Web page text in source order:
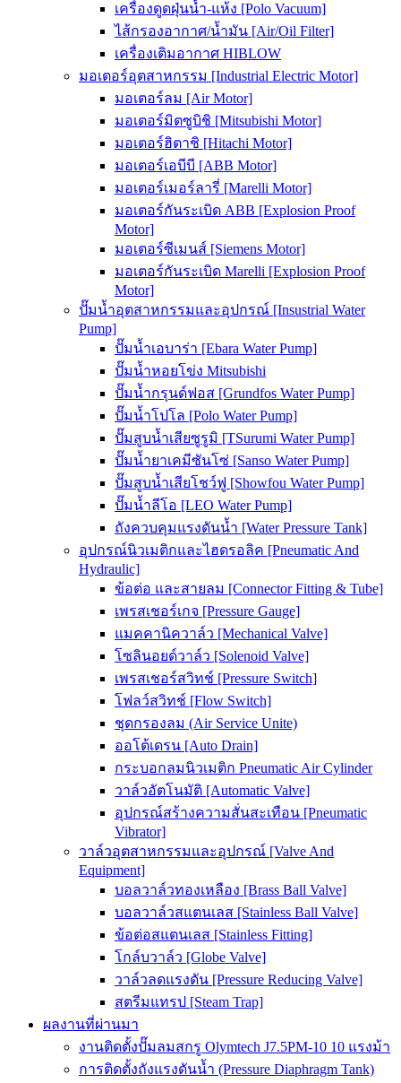
เครื่องดูดฝุ่นน้ำ-แห้ง [Polo Vacuum]
ไส้กรองอากาศ/น้ำมัน [Air/Oil Filter]
เครื่องเติมอากาศ HIBLOW
มอเตอร์อุตสาหกรรม [Industrial Electric Motor]
มอเตอร์ลม [Air Motor]
มอเตอร์มิตซูบิชิ [Mitsubishi Motor]
มอเตอร์ฮิตาชิ [Hitachi Motor]
มอเตอร์เอบีบี [ABB Motor]
มอเตอร์เมอร์ลารี่ [Marelli Motor]
มอเตอร์กันระเบิด ABB [Explosion Proof
Motor]
มอเตอร์ซีเมนส์ [Siemens Motor]
มอเตอร์กันระเบิด Marelli [Explosion Proof
Motor]
ปั๊มน้ำอุตสาหกรรมและอุปกรณ์ [Insustrial Water
Pump]
ปั๊มน้ำเอบาร่า [Ebara Water Pump]
ปั๊มน้ำหอยโข่ง Mitsubishi
ปั๊มน้ำกรุนด์ฟอส [Grundfos Water Pump]
ปั๊มน้ำโปโล [Polo Water Pump]
ปั๊มสูบน้ำเสียซูรูมิ [TSurumi Water Pump]
ปั๊มน้ำยาเคมีซันโซ่ [Sanso Water Pump]
ปั๊มสูบน้ำเสียโชว์ฟู [Showfou Water Pump]
ปั๊มน้ำลีโอ [LEO Water Pump]
ถังควบคุมแรงดันน้ำ [Water Pressure Tank]
อุปกรณ์นิวเมติกและไฮดรอลิค [Pneumatic And
Hydraulic]
ข้อต่อ และสายลม [Connector Fitting & Tube]
เพรสเชอร์เกจ [Pressure Gauge]
แมคคานิควาล์ว [Mechanical Valve]
โซลินอยด์วาล์ว [Solenoid Valve]
เพรสเชอร์สวิทช์ [Pressure Switch]
โฟลว์สวิทช์ [Flow Switch]
ชุดกรองลม (Air Service Unite)
ออโต้เดรน [Auto Drain]
กระบอกลมนิวเมติก Pneumatic Air Cylinder
วาล์วอัตโนมัติ [Automatic Valve]
อุปกรณ์สร้างความสั่นสะเทือน [Pneumatic
Vibrator]
วาล์วอุตสาหกรรมและอุปกรณ์ [Valve And
Equipment]
บอลวาล์วทองเหลือง [Brass Ball Valve]
บอลวาล์วสแตนเลส [Stainless Ball Valve]
ข้อต่อสแตนเลส [Stainless Fitting]
โกล์บวาล์ว [Globe Valve]
วาล์วลดแรงดัน [Pressure Reducing Valve]
สตรีมแทรป [Steam Trap]
ผลงานที่ผ่านมา
งานติดตั้งปั๊มลมสกรู Olymtech J7.5PM-10 10 แรงม้า
การติดตั้งถังแรงดันน้ำ (Pressure Diaphragm Tank)